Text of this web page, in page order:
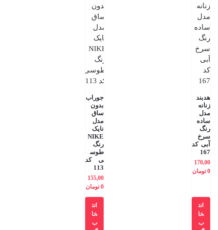
هدبند
زنانه
مدل
ساده
رنگ
سرخ
آبی کد
167
170,00
0 تومان
انت
خا
ب
جوراب
بدون
ساق
مدل
نایک
NIKE
رنگ
طوس
ی کد
113
155,00
0 تومان
انت
خا
ب